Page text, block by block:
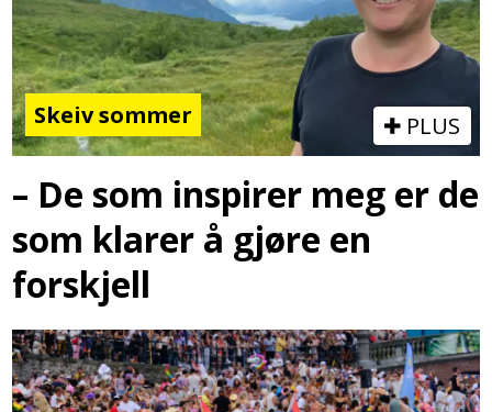
Skeiv sommer PLUS
– De som inspirer meg er de
som klarer å gjøre en
forskjell